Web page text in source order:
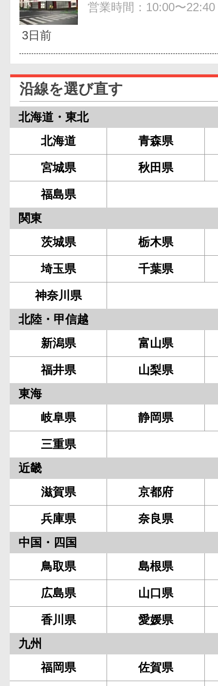
営業時間：10:00〜22:40
3日前
沿線を選び直す
北海道・東北
北海道
青森県
宮城県 秋田県
福島県
関東
茨城県
栃木県
埼玉県 千葉県
神奈川県
北陸・甲信越
新潟県
富山県
福井県
山梨県
東海
岐阜県
静岡県
三重県
近畿
滋賀県
京都府
兵庫県
奈良県
中国・四国
鳥取県
島根県
広島県 山口県
香川県
愛媛県
九州
福岡県
佐賀県